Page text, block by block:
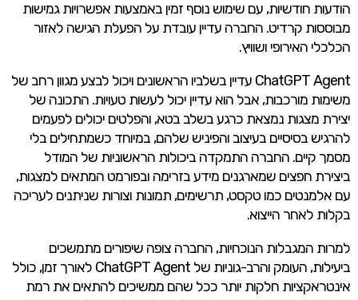
הודעות חודשיות, עם שימוש נוסף זמין באמצעות אפשרויות גמישות
מבוססות קרדיט. החברה עדיין עובדת על הפעלת הגישה לאזור
הכלכלי האירופי ושוויץ.
ChatGPT Agent עדיין בשלביו הראשונים ויכול לבצע מגוון רחב של
משימות מורכבות, אבל הוא עדיין יכול לעשות טעויות. התכונה של
יצירת מצגות נמצאת כרגע בשלב בטא, והפלטים יכולים לפעמים
להרגיש בסיסיים בעיצוב והפיניש שלהם, במיוחד כשמתחילים בלי
מסמך קיים. החברה התמקדה ביכולות הראשוניות של המודל
ביצירת חפצים שמארגנים מידע בזרימה ובפורמט המתאים למצגות,
עם אלמנטים כמו טקסט, תרשימים, תמונות וצורות שניתנים לעריכה
בקלות לאחר הייצוא.
למרות המגבלות הנוכחיות, החברה צופה שיפורים מתמשכים
ביעילות, העומק והרב-גוניות של ChatGPT Agent לאורך זמן, כולל
אינטראקציות חלקות יותר ככל שהם ממשיכים להתאים את רמת